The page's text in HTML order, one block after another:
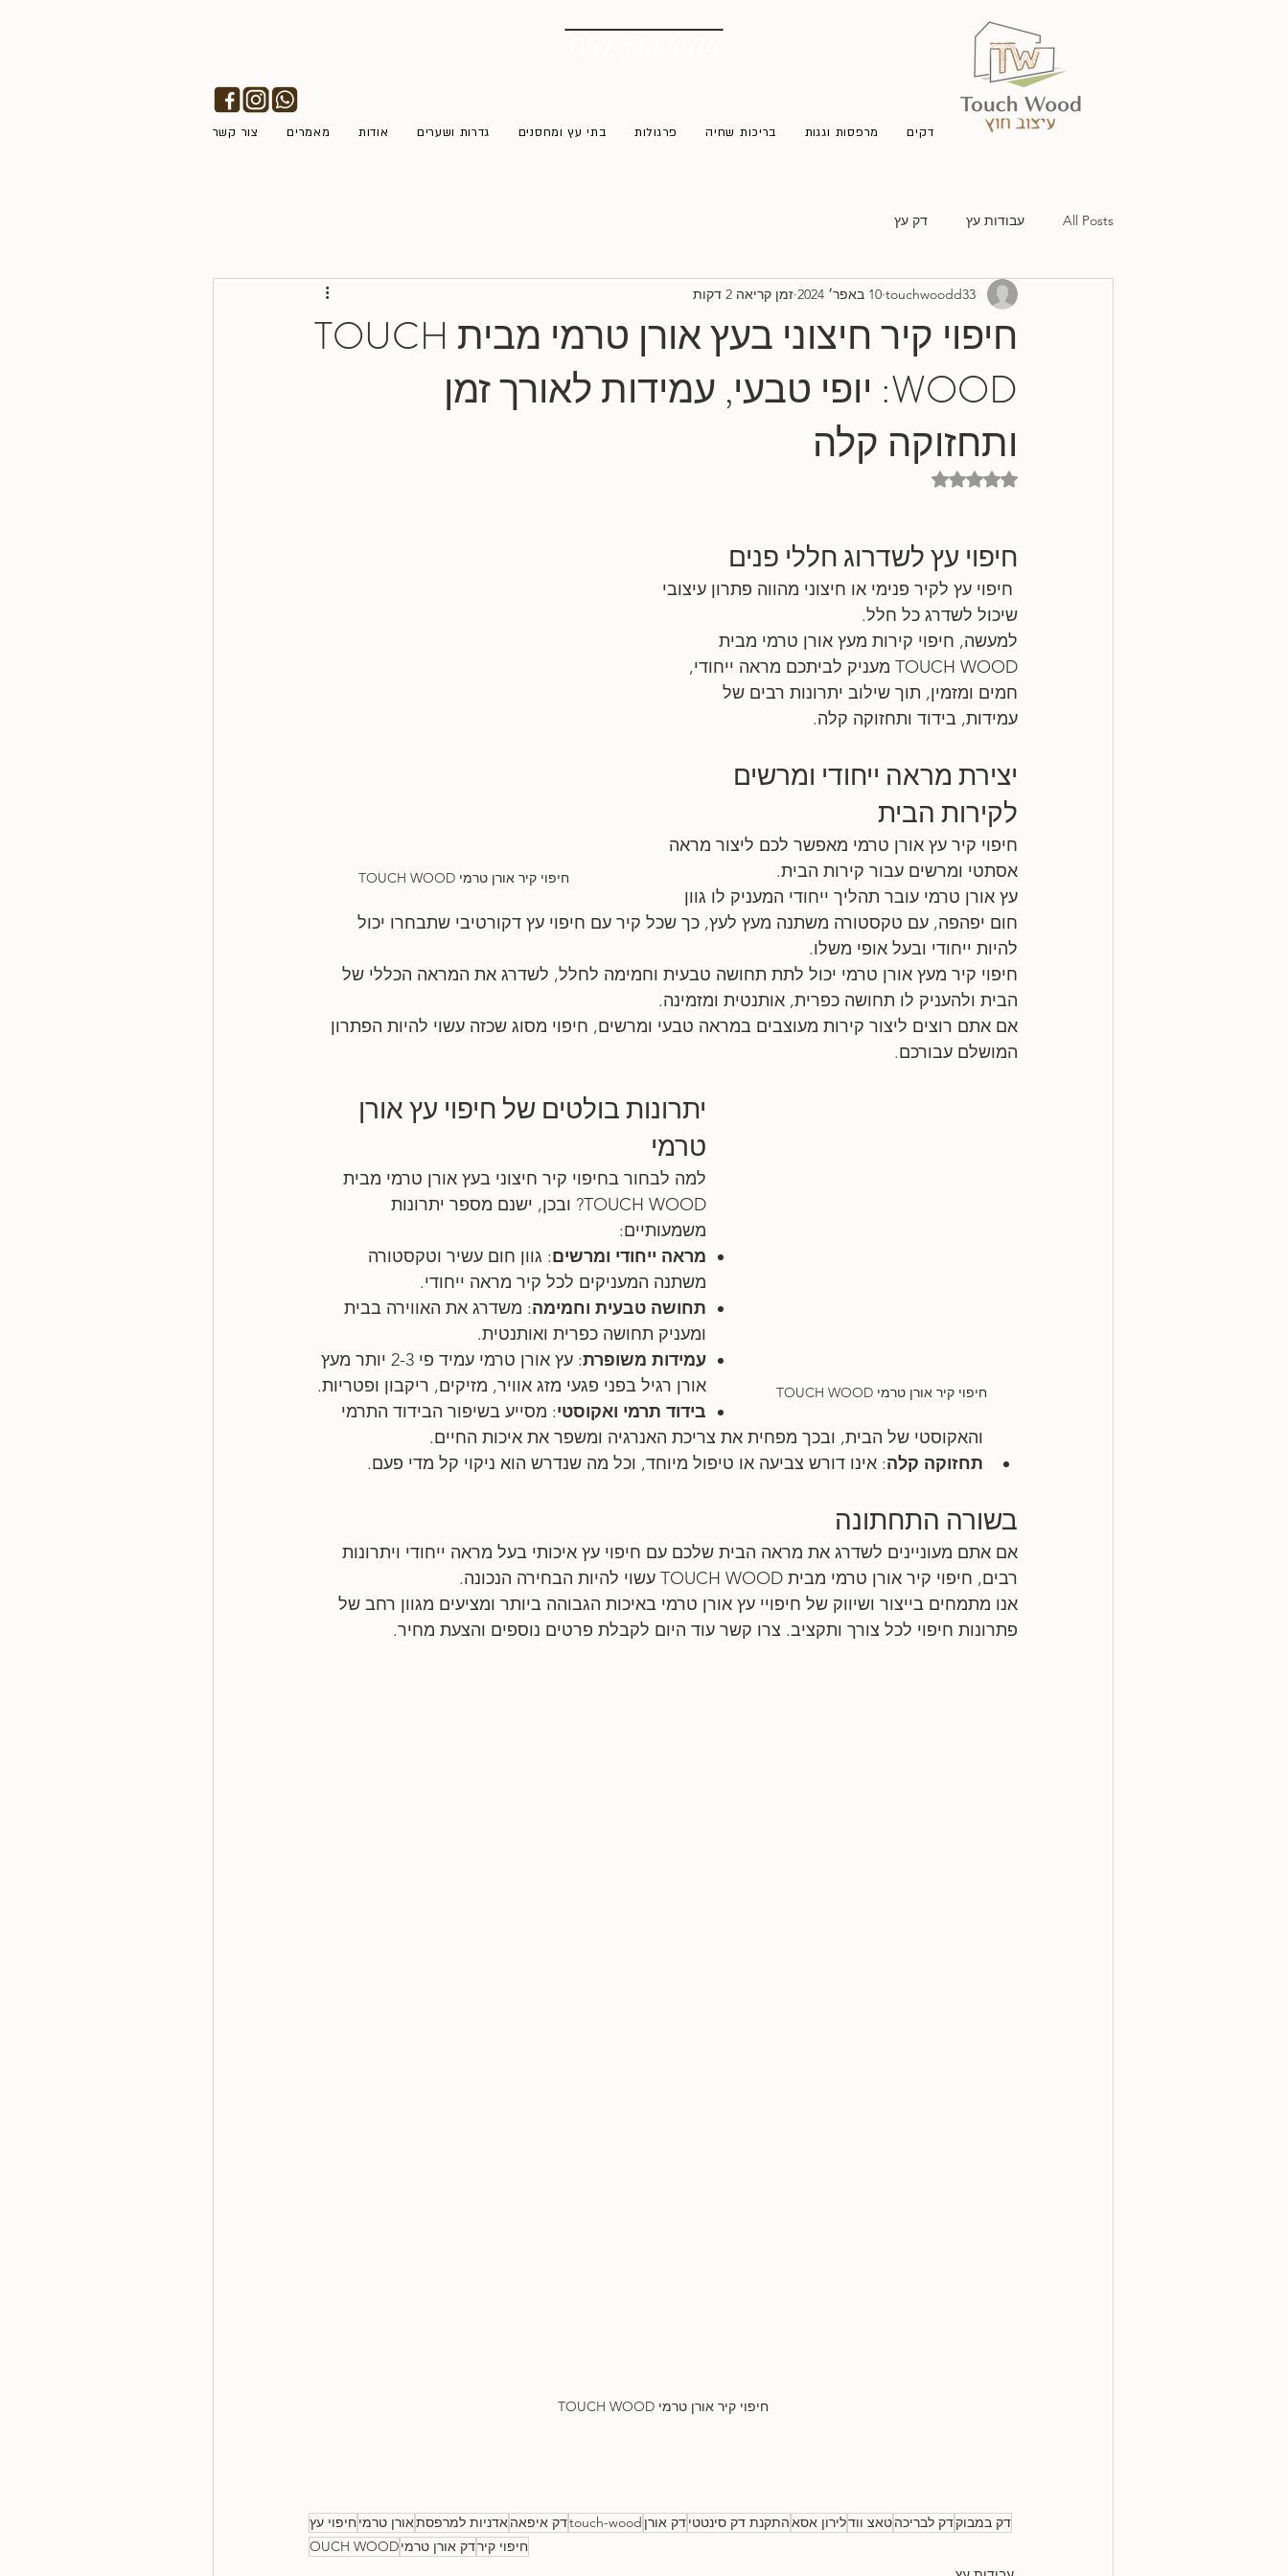
דקים מרפסות וגגות בריכות שחיה פרגולות בתי עץ ומחסנים גדרות ושערים אודות מאמרים צור קשר
All Posts עבודות עץ דק עץ
חיפוי קיר חיצוני בעץ אורן טרמי מבית TOUCH
WOOD: יופי טבעי, עמידות לאורך זמן
ותחזוקה קלה
touchwoodd33 10 באפר׳ 2024 זמן קריאה 2 דקות
דירוג של NaN מתוך 5 כוכבים
חיפוי קיר אורן טרמי TOUCH WOOD
חיפוי עץ לשדרוג חללי פנים
חיפוי עץ לקיר פנימי או חיצוני מהווה פתרון עיצובי
שיכול לשדרג כל חלל.
למעשה, חיפוי קירות מעץ אורן טרמי מבית
TOUCH WOOD מעניק לביתכם מראה ייחודי,
חמים ומזמין, תוך שילוב יתרונות רבים של
עמידות, בידוד ותחזוקה קלה.
יצירת מראה ייחודי ומרשים
לקירות הבית
חיפוי קיר עץ אורן טרמי מאפשר לכם ליצור מראה
אסתטי ומרשים עבור קירות הבית.
עץ אורן טרמי עובר תהליך ייחודי המעניק לו גוון
חום יפהפה, עם טקסטורה משתנה מעץ לעץ, כך שכל קיר עם חיפוי עץ דקורטיבי שתבחרו יכול
להיות ייחודי ובעל אופי משלו.
חיפוי קיר מעץ אורן טרמי יכול לתת תחושה טבעית וחמימה לחלל, לשדרג את המראה הכללי של
הבית ולהעניק לו תחושה כפרית, אותנטית ומזמינה.
אם אתם רוצים ליצור קירות מעוצבים במראה טבעי ומרשים, חיפוי מסוג שכזה עשוי להיות הפתרון
המושלם עבורכם.
חיפוי קיר אורן טרמי TOUCH WOOD
יתרונות בולטים של חיפוי עץ אורן
טרמי
למה לבחור בחיפוי קיר חיצוני בעץ אורן טרמי מבית
TOUCH WOOD? ובכן, ישנם מספר יתרונות
משמעותיים:
מראה ייחודי ומרשים: גוון חום עשיר וטקסטורה
משתנה המעניקים לכל קיר מראה ייחודי.
תחושה טבעית וחמימה: משדרג את האווירה בבית
ומעניק תחושה כפרית ואותנטית.
עמידות משופרת
: עץ אורן טרמי עמיד פי 2-3 יותר מעץ
אורן רגיל בפני פגעי מזג אוויר, מזיקים, ריקבון ופטריות.
בידוד תרמי ואקוסטי: מסייע בשיפור הבידוד התרמי
והאקוסטי של הבית, ובכך מפחית את צריכת האנרגיה ומשפר את איכות החיים.
תחזוקה קלה: אינו דורש צביעה או טיפול מיוחד, וכל מה שנדרש הוא ניקוי קל מדי פעם.
בשורה התחתונה
אם אתם מעוניינים לשדרג את מראה הבית שלכם עם חיפוי עץ איכותי בעל מראה ייחודי ויתרונות
רבים, חיפוי קיר אורן טרמי מבית TOUCH WOOD עשוי להיות הבחירה הנכונה.
אנו מתמחים בייצור ושיווק של חיפויי עץ אורן טרמי באיכות הגבוהה ביותר ומציעים מגוון רחב של
פתרונות חיפוי לכל צורך ותקציב. צרו קשר עוד היום לקבלת פרטים נוספים והצעת מחיר.
חיפוי קיר אורן טרמי TOUCH WOOD
דק במבוקדק לבריכהטאצ וודלירון אסאהתקנת דק סינטטידק אורן touch-woodדק איפאהאדניות למרפסתאורן טרמי חיפוי עץ
חיפוי קירדק אורן טרמיOUCH WOOD